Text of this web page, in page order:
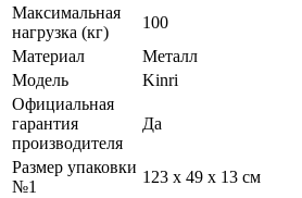
Максимальная
нагрузка (кг)
100
Материал
Металл
Модель
Kinri
Официальная
гарантия
производителя
Да
Размер упаковки
№1
123 х 49 х 13 см